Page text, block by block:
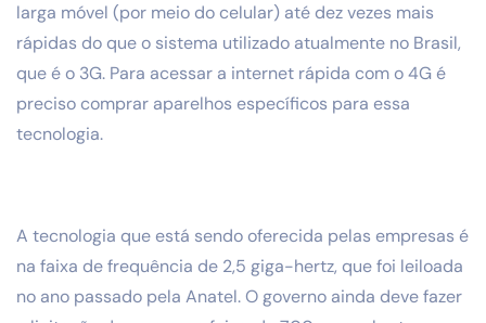
larga móvel (por meio do celular) até dez vezes mais
rápidas do que o sistema utilizado atualmente no Brasil,
que é o 3G. Para acessar a internet rápida com o 4G é
preciso comprar aparelhos específicos para essa
tecnologia.
A tecnologia que está sendo oferecida pelas empresas é
na faixa de frequência de 2,5 giga-hertz, que foi leiloada
no ano passado pela Anatel. O governo ainda deve fazer